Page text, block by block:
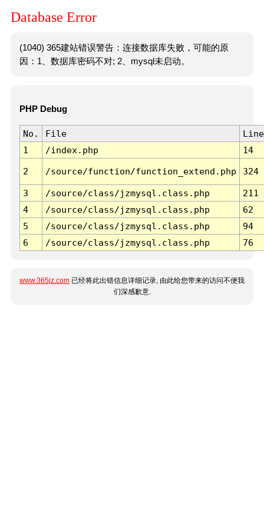
Database Error
(1040) 365建站错误警告：连接数据库失败，可能的原
因：1、数据库密码不对; 2、mysql未启动。
PHP Debug
No. File
Line
1
/index.php 14
2 /source/function/function_extend.php 324
3 /source/class/jzmysql.class.php
211
4
/source/class/jzmysql.class.php
62
5
/source/class/jzmysql.class.php
94
6
/source/class/jzmysql.class.php 76
www.365jz.com 已经将此出错信息详细记录, 由此给您带来的访问不便我
们深感歉意.